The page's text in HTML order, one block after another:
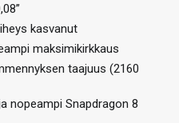
kasvanut
maksimikirkkaus
taajuus (2160
nopeampi Snapdragon 8